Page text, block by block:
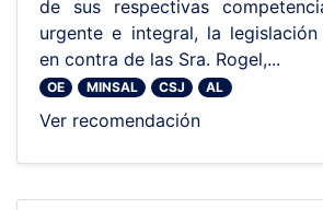
de sus respectivas
urgente e integral, la
en contra de las Sra. Rogel,...
OE MINSAL CSJ AL
Ver recomendación